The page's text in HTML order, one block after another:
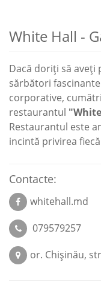
White Hall -
Dacă doriți să aveți
sărbători
corporative,
restaurantul
Restaurantul este
incintă privirea
Contacte:
whitehall.md
079579257
or. Chişinău,